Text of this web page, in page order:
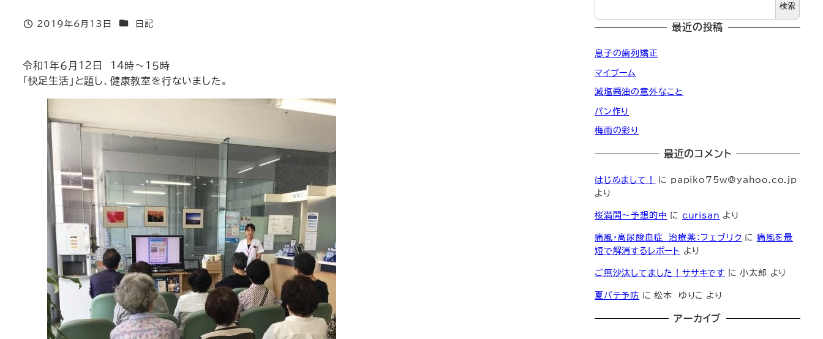
投稿日
2019年6月13日 カテゴリー
日記
令和１年６月１２日 １４時～１５時
「快足生活」と題し、健康教室を行ないました。
検索
最近の投稿
息子の歯列矯正
マイブーム
減塩醤油の意外なこと
パン作り
梅雨の彩り
最近のコメント
はじめまして！ に papiko75w@yahoo.co.jp
より
桜満開～予想的中 に curisan より
痛風・高尿酸血症 治療薬：フェブリク に 痛風を最
短で解消するレポート より
ご無沙汰してました！ササキです に小太郎 より
夏バテ予防 に松本 ゆりこ より
アーカイブ